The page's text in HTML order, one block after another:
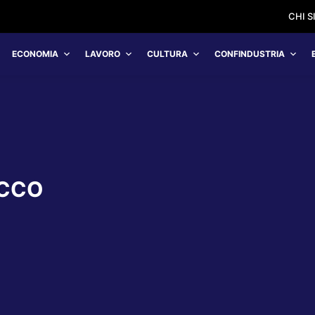
CHI
ECONOMIA LAVORO CULTURA CONFINDUSTRIA